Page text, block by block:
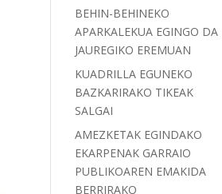
BEHIN-BEHINEKO
APARKALEKUA EGINGO DA
JAUREGIKO EREMUAN
KUADRILLA EGUNEKO
BAZKARIRAKO TIKEAK
SALGAI
AMEZKETAK EGINDAKO
EKARPENAK GARRAIO
PUBLIKOAREN EMAKIDA
BERRIRAKO